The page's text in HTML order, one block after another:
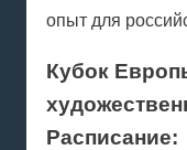
опыт для
Кубок
Расписание: